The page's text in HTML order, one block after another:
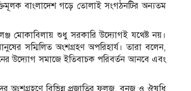
বাংলাদেশ গড়ে তোলাই সংগঠনটির অন্যতম
মোকাবিলায় শুধু সরকারি উদ্যোগই যথেষ্ট নয়।
সম্মিলিত অংশগ্রহণ অপরিহার্য। তারা বলেন,
উদ্যোগ সমাজে ইতিবাচক পরিবর্তন আনবে এবং